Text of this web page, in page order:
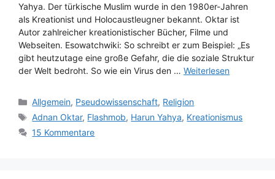
Yahya. Der türkische Muslim wurde in den 1980er-Jahren
als Kreationist und Holocaustleugner bekannt. Oktar ist
Autor zahlreicher kreationistischer Bücher, Filme und
Webseiten. Esowatchwiki: So schreibt er zum Beispiel: „Es
gibt heutzutage eine große Gefahr, die die soziale Struktur
der Welt bedroht. So wie ein Virus den … Weiterlesen
Kategorien
Allgemein, Pseudowissenschaft, Religion
Schlagwörter
Adnan Oktar, Flashmob, Harun Yahya, Kreationismus
15 Kommentare